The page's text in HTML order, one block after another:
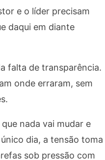
e o líder precisam
daqui em diante
falta de transparência.
onde erraram, sem
nada vai mudar e
dia, a tensão toma
sob pressão com